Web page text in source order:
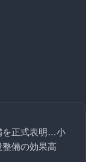
を正式表明…小
備の効果高